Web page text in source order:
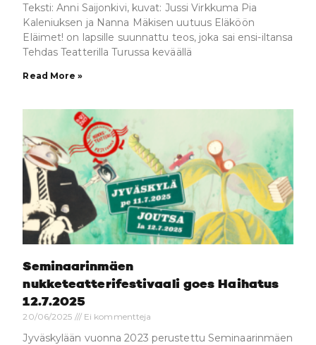
Teksti: Anni Saijonkivi, kuvat: Jussi Virkkuma Pia
Kaleniuksen ja Nanna Mäkisen uutuus Eläköön
Eläimet! on lapsille suunnattu teos, joka sai ensi-iltansa
Tehdas Teatterilla Turussa keväällä
Read More »
Seminaarinmäen
nukketeatterifestivaali goes Haihatus
12.7.2025
20/06/2025 Ei kommentteja
Jyväskylään vuonna 2023 perustettu Seminaarinmäen